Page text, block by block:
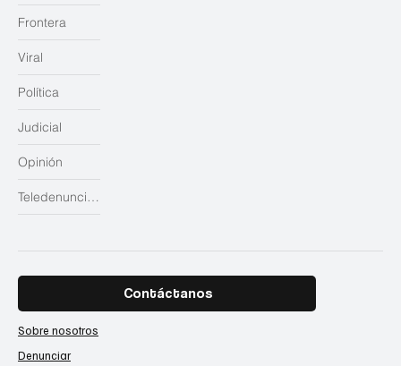
Judicial
Opinión
Teledenuncias
Frontera
Viral
Política
Contáctanos
Sobre nosotros
Denunciar